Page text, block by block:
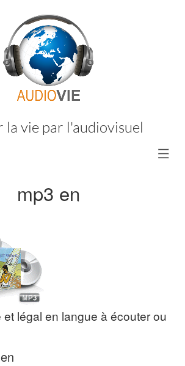
la vie par l'audiovisuel
mp3 en
et légal en langue à écouter ou